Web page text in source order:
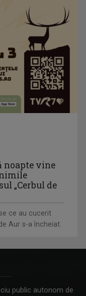
noapte vine
„Cerbul de
ce au cucerit
Aur s-a încheiat.
public autonom de